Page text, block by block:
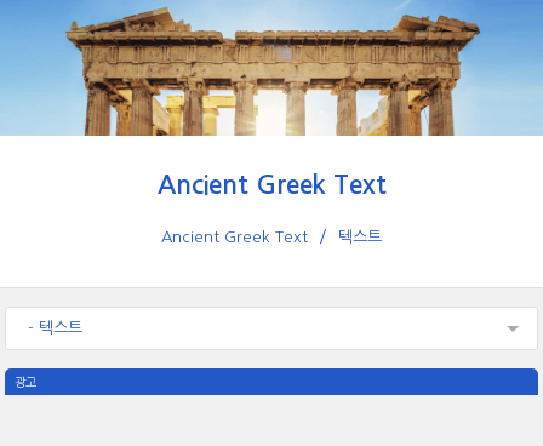
Ancient Greek Text
Ancient Greek Text 텍스트
- 텍스트
광고